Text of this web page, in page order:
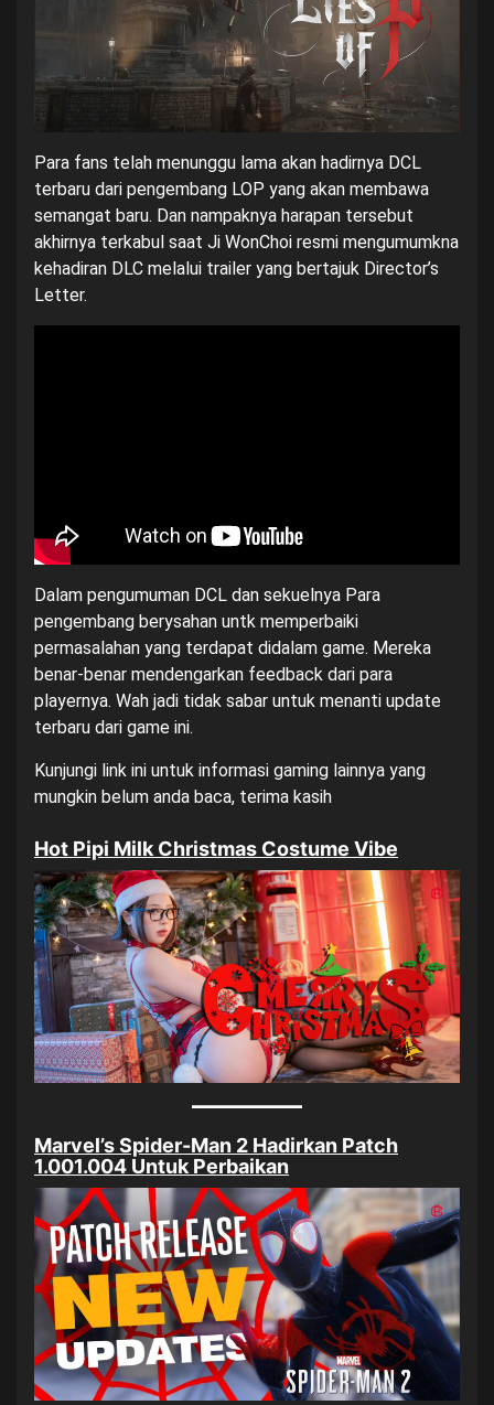
Para fans telah menunggu lama akan hadirnya DCL
terbaru dari pengembang LOP yang akan membawa
semangat baru. Dan nampaknya harapan tersebut
akhirnya terkabul saat Ji WonChoi resmi mengumumkna
kehadiran DLC melalui trailer yang bertajuk Director’s
Letter.
Dalam pengumuman DCL dan sekuelnya Para
pengembang berysahan untk memperbaiki
permasalahan yang terdapat didalam game. Mereka
benar-benar mendengarkan feedback dari para
playernya. Wah jadi tidak sabar untuk menanti update
terbaru dari game ini.
Kunjungi link ini untuk informasi gaming lainnya yang
mungkin belum anda baca, terima kasih
Hot Pipi Milk Christmas Costume Vibe
Marvel’s Spider-Man 2 Hadirkan Patch
1.001.004 Untuk Perbaikan